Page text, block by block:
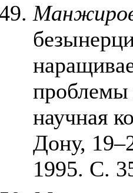
научная
Дону,
1995. С.